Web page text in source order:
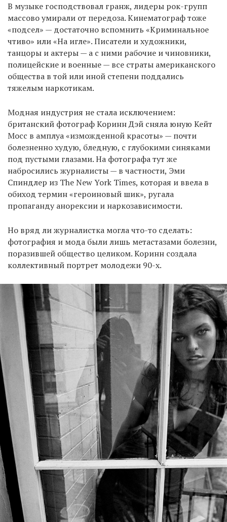
В музыке господствовал гранж, лидеры рок-групп
массово умирали от передоза. Кинематограф тоже
«подсел» — достаточно вспомнить «Криминальное
чтиво» или «На игле». Писатели и художники,
танцоры и актеры — а с ними рабочие и чиновники,
полицейские и военные — все страты американского
общества в той или иной степени поддались
тяжелым наркотикам.
Модная индустрия не стала исключением:
британский фотограф Коринн Дэй сняла юную Кейт
Мосс в амплуа «изможденной красоты» — почти
болезненно худую, бледную, с глубокими синяками
под пустыми глазами. На фотографа тут же
набросились журналисты — в частности, Эми
Спиндлер из The New York Times, которая и ввела в
обиход термин «героиновый шик», ругала
пропаганду анорексии и наркозависимости.
Но вряд ли журналистка могла что-то сделать:
фотография и мода были лишь метастазами болезни,
поразившей общество целиком. Коринн создала
коллективный портрет молодежи 90-х.